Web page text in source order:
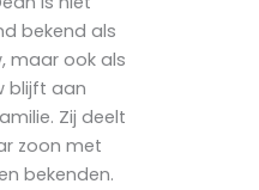
bekend als
maar ook als
blijft aan
Zij deelt
zoon met
bekenden.